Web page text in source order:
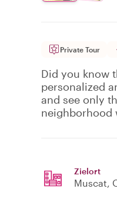
Private Tour
Did you know
personalized
and see only
neighborhood
Zielort
Muscat,